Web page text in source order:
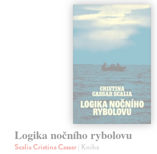
Logika nočního rybolovu
Scalia Cristina Cassar| Kniha